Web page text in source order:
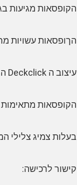
הקופסאות מגיעות
הךופסאות עשויות
עיצוב ה Deckclick הייחודי מאפשר פתיחה וסגירה קלה ואטומה, מה שמאפשר אחסון ממושך ובטוח
הקופסאות מתאימות
בעלות צמיג צלילי
קישור לרכישה: